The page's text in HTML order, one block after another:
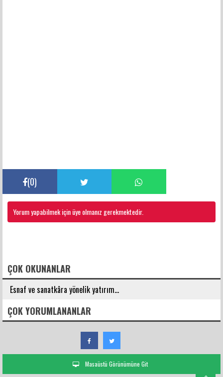
(0)
Yorum yapabilmek için üye olmanız gerekmektedir.
ÇOK OKUNANLAR
Esnaf ve sanatkâra yönelik yatırım...
ÇOK YORUMLANANLAR
Masaüstü Görünümüne Git